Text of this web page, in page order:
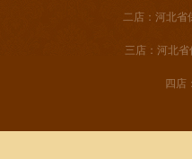
二店：河北省
三店：河北
四店